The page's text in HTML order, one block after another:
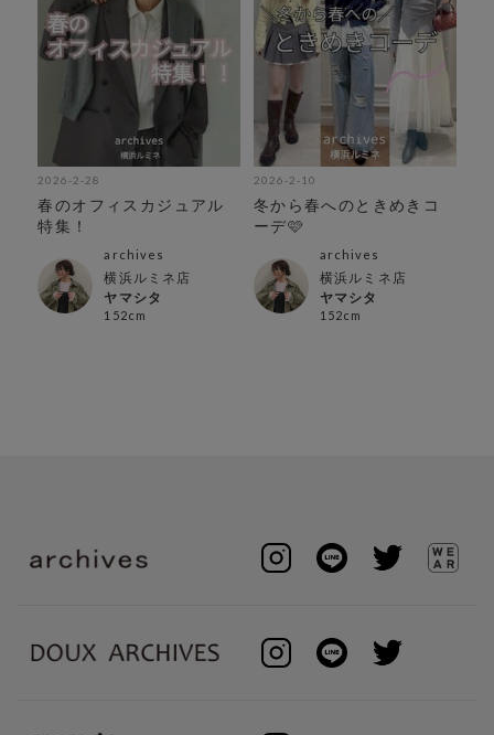
2026-2-28
春のオフィスカジュアル
特集！
archives
横浜ルミネ店
ヤマシタ
152cm
2026-2-10
冬から春へのときめきコ
ーデ🩷
archives
横浜ルミネ店
ヤマシタ
152cm